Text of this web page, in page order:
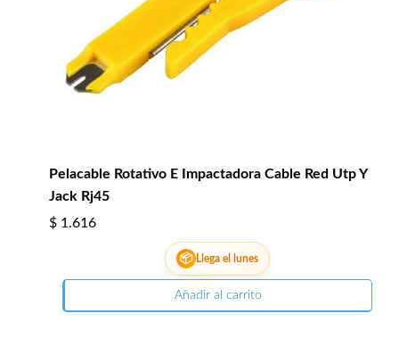
Pelacable Rotativo E Impactadora Cable Red Utp Y
Jack Rj45
$ 1.616
📦 Llega el lunes
Añadir al carrito